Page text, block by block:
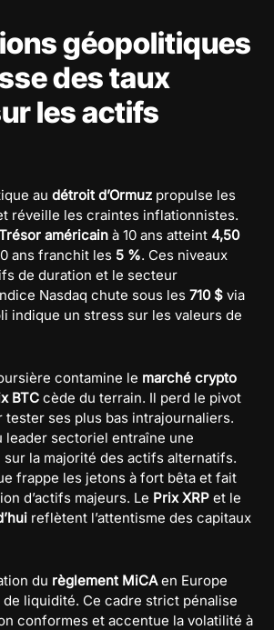
géopolitiques
des taux
les actifs
au détroit d’Ormuz propulse les
réveille les craintes inflationnistes.
américain à 10 ans atteint 4,50
ans franchit les 5 %. Ces niveaux
de duration et le secteur
Nasdaq chute sous les 710 $ via
indique un stress sur les valeurs de
contamine le marché crypto
BTC cède du terrain. Il perd le pivot
tester ses plus bas intrajournaliers.
leader sectoriel entraîne une
la majorité des actifs alternatifs.
frappe les jetons à fort bêta et fait
d’actifs majeurs. Le Prix XRP et le
reflètent l’attentisme des capitaux
du règlement MiCAen Europe
liquidité. Ce cadre strict pénalise
conformes et accentue la volatilité à